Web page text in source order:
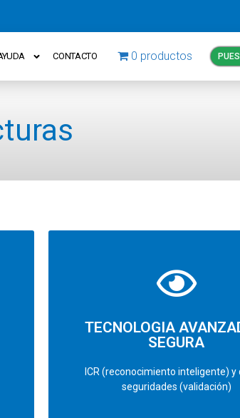
CONTACTO 0 productos
TECNOLOGIA
SEGURA
ICR (reconocimiento inteligente) y
seguridades (validación)